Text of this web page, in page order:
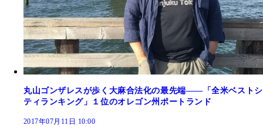
丸山ゴンザレスが歩く大麻合法化の最先端――「全米ベストシ
ティランキング」１位のオレゴン州ポートランド
2017年07月11日 10:00